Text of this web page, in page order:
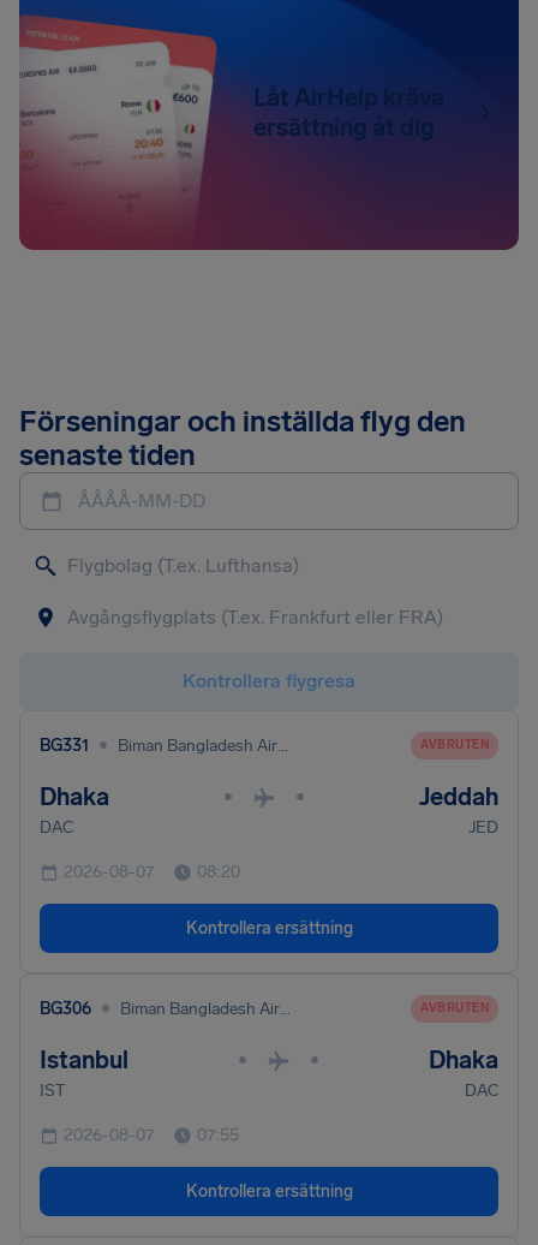
Låt AirHelp kräva
ersättning åt dig
Förseningar och inställda flyg den
senaste tiden
ÅÅÅÅ-MM-DD
Kontrollera flygresa
BG331 • Biman Bangladesh Airlines AVBRUTEN
Dhaka • • Jeddah
DAC JED
2026-08-07 08:20
Kontrollera ersättning
BG306 • Biman Bangladesh Airlines AVBRUTEN
Istanbul • • Dhaka
IST DAC
2026-08-07 07:55
Kontrollera ersättning